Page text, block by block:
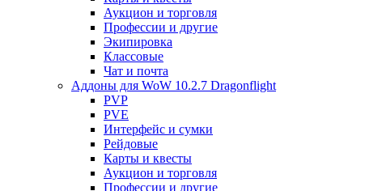
Аукцион и торговля
Профессии и другие
Экипировка
Классовые
Чат и почта
Аддоны для WoW 10.2.7 Dragonflight
PVP
PVE
Интерфейс и сумки
Рейдовые
Карты и квесты
Аукцион и торговля
Профессии и другие